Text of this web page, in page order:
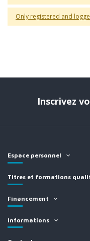
Only registered and
Inscrivez
Espace personnel
Titres et formations
Financement
Informations